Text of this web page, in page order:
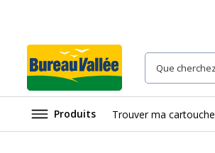
Produits Trouver ma cartouche